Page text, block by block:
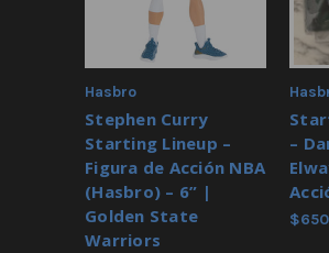
Hasbro
Stephen Curry
Starting Lineup –
Figura de Acción NBA
(Hasbro) – 6” |
Golden State
Warriors
–